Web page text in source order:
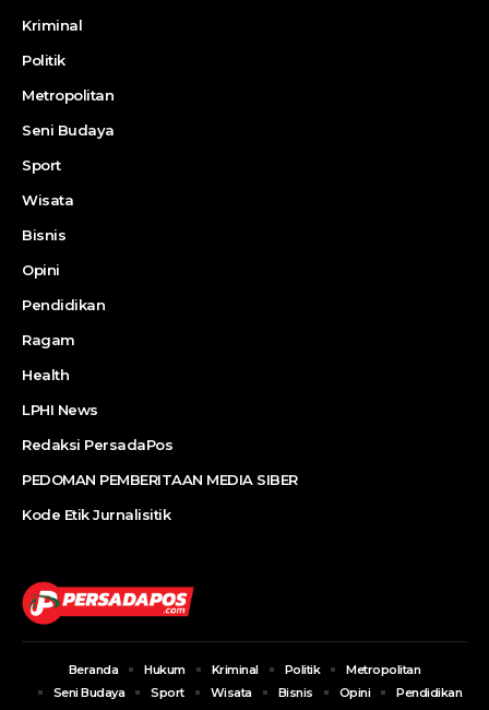
Kriminal
Politik
Metropolitan
Seni Budaya
Sport
Wisata
Bisnis
Opini
Pendidikan
Ragam
Health
LPHI News
Redaksi PersadaPos
PEDOMAN PEMBERITAAN MEDIA SIBER
Kode Etik Jurnalisitik
Beranda Hukum Kriminal Politik
Metropolitan
Seni Budaya
Sport Wisata Bisnis Opini
Pendidikan